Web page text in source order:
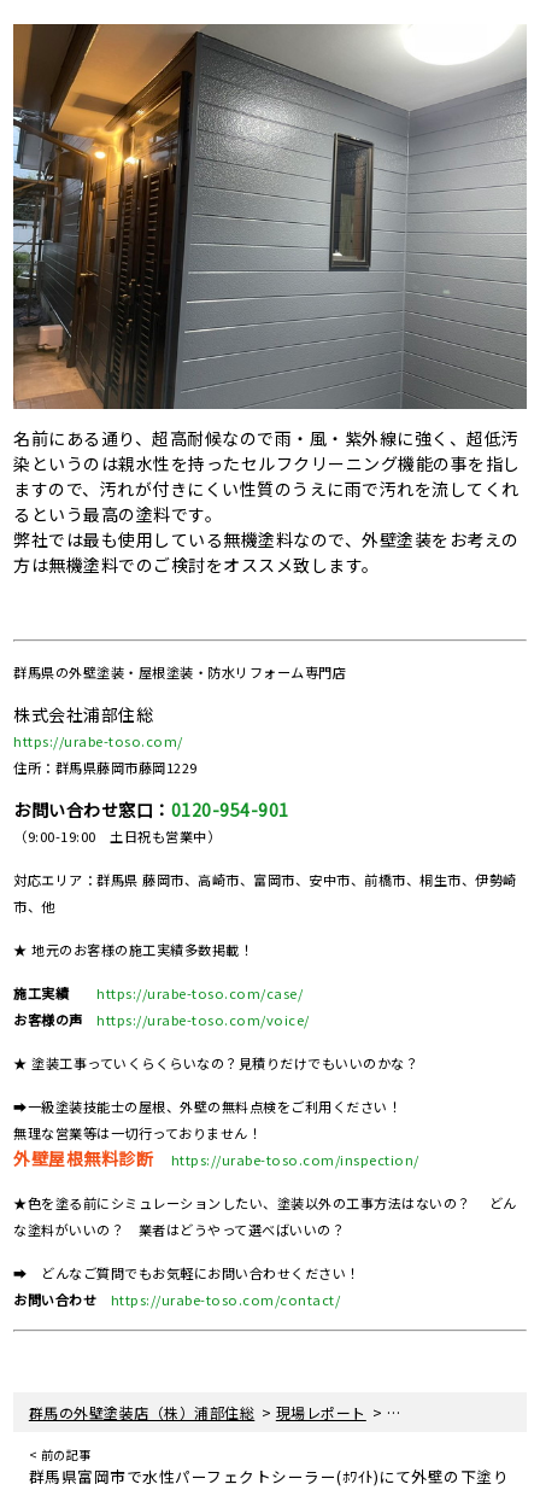
名前にある通り、超高耐候なので雨・風・紫外線に強く、超低汚
染というのは親水性を持ったセルフクリーニング機能の事を指し
ますので、汚れが付きにくい性質のうえに雨で汚れを流してくれ
るという最高の塗料です。
弊社では最も使用している無機塗料なので、外壁塗装をお考えの
方は無機塗料でのご検討をオススメ致します。
群馬県の外壁塗装・屋根塗装・防水リフォーム専門店
株式会社浦部住総
https://urabe-toso.com/
住所：群馬県藤岡市藤岡1229
お問い合わせ窓口： 0120-954-901
（9:00-19:00 土日祝も営業中）
対応エリア：群馬県 藤岡市、高崎市、富岡市、安中市、前橋市、桐生市、伊勢崎
市、他
★ 地元のお客様の施工実績多数掲載！
施工実績
https://urabe-toso.com/case/
お客様の声
https://urabe-toso.com/voice/
★ 塗装工事っていくらくらいなの？見積りだけでもいいのかな？
➡一級塗装技能士の屋根、外壁の無料点検をご利用ください！
無理な営業等は一切行っておりません！
外壁屋根無料診断 https://urabe-toso.com/inspection/
★色を塗る前にシミュレーションしたい、塗装以外の工事方法はないの？ どん
な塗料がいいの？ 業者はどうやって選べばいいの？
➡ どんなご質問でもお気軽にお問い合わせください！
お問い合わせ
https://urabe-toso.com/contact/
群馬の外壁塗装店（株）浦部住総 > 現場レポート > 富岡市にてフッ素塗
< 前の記事
群馬県富岡市で水性パーフェクトシーラー(ﾎﾜｲﾄ)にて外壁の下塗り